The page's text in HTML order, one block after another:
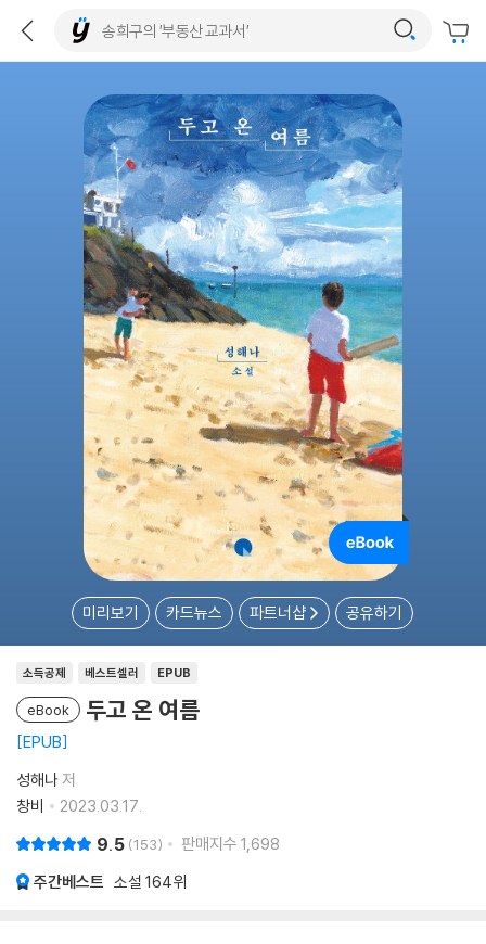
미리보기 카드뉴스 파트너샵 공유하기
소득공제 베스트셀러 EPUB
eBook 두고 온 여름
EPUB
성해나저
창비
2023.03.17.
9.5 153 판매지수 1,698
주간베스트 소설 164위